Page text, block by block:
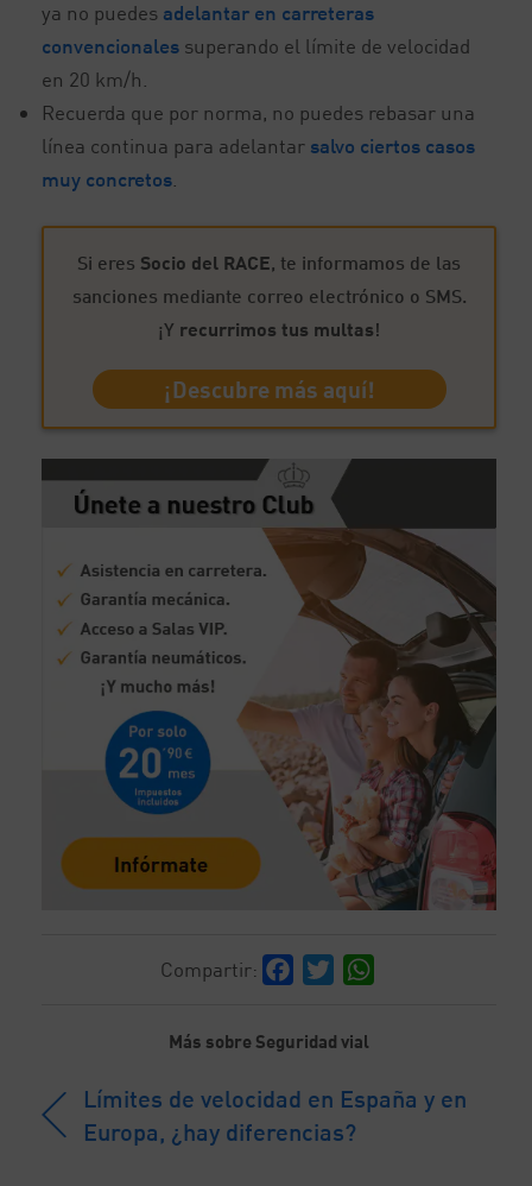
ya no puedes adelantar en carreteras
convencionales superando el límite de velocidad
en 20 km/h.
Recuerda que por norma, no puedes rebasar una
línea continua para adelantar salvo ciertos casos
muy concretos
Si eres Socio del RACE, te informamos de las
sanciones mediante correo electrónico o SMS.
¡Y recurrimos tus multas!
¡Descubre más aquí!
Compartir: Facebook
Twitter
Más sobre Seguridad vial
Límites de velocidad en España y en
Europa, ¿hay diferencias?